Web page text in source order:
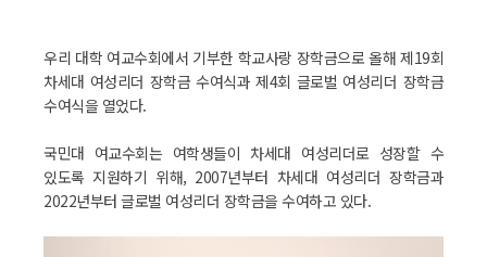
우리 대학 여교수회에서 기부한 학교사랑 장학금으로 올해 제19회
차세대 여성리더 장학금 수여식과 제4회 글로벌 여성리더 장학금
수여식을 열었다.
국민대 여교수회는 여학생들이 차세대 여성리더로 성장할 수
있도록 지원하기 위해, 2007년부터 차세대 여성리더 장학금과
2022년부터 글로벌 여성리더 장학금을 수여하고 있다.